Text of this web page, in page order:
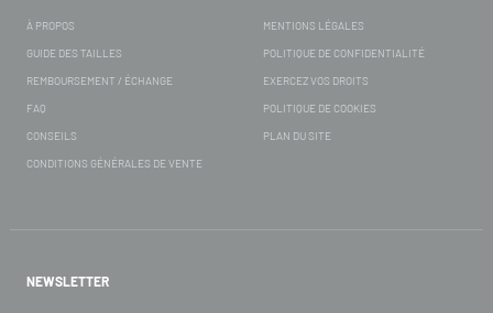
À PROPOS
GUIDE DES TAILLES
REMBOURSEMENT / ÉCHANGE
FAQ
CONSEILS
CONDITIONS GÉNÉRALES DE VENTE
MENTIONS LÉGALES
POLITIQUE DE CONFIDENTIALITÉ
EXERCEZ VOS DROITS
POLITIQUE DE COOKIES
PLAN DU SITE
NEWSLETTER